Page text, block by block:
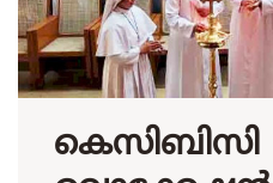
കെസിബിസി